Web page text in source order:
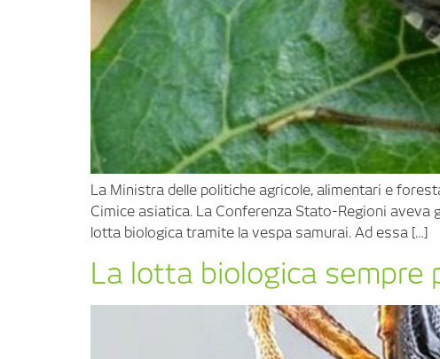
La Ministra delle politiche agricole, alimentari e
Cimice asiatica. La Conferenza Stato-Regioni
lotta biologica tramite la vespa samurai. Ad essa […]
La lotta biologica sempre